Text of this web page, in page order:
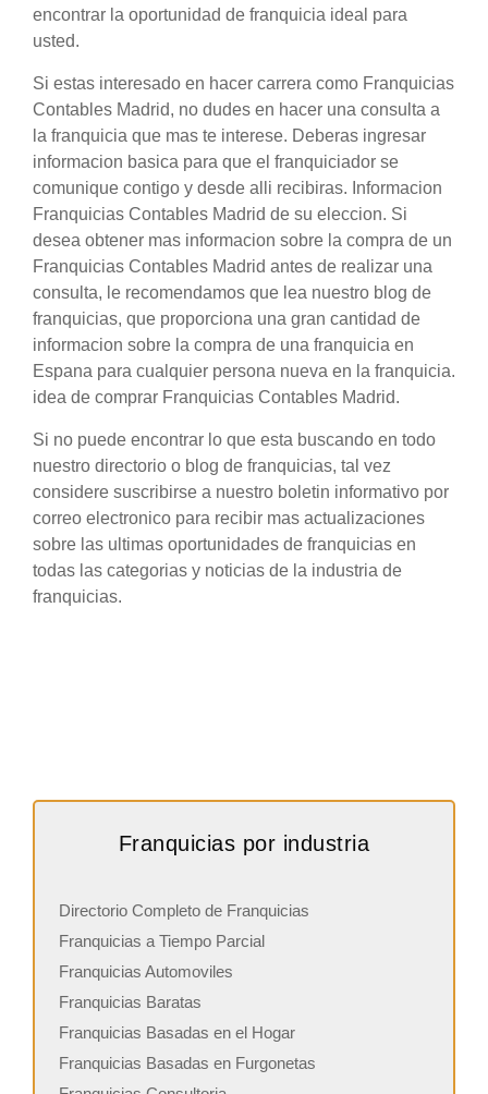
encontrar la oportunidad de franquicia ideal para
usted.
Si estas interesado en hacer carrera como Franquicias
Contables Madrid, no dudes en hacer una consulta a
la franquicia que mas te interese. Deberas ingresar
informacion basica para que el franquiciador se
comunique contigo y desde alli recibiras. Informacion
Franquicias Contables Madrid de su eleccion. Si
desea obtener mas informacion sobre la compra de un
Franquicias Contables Madrid antes de realizar una
consulta, le recomendamos que lea nuestro blog de
franquicias, que proporciona una gran cantidad de
informacion sobre la compra de una franquicia en
Espana para cualquier persona nueva en la franquicia.
idea de comprar Franquicias Contables Madrid.
Si no puede encontrar lo que esta buscando en todo
nuestro directorio o blog de franquicias, tal vez
considere suscribirse a nuestro boletin informativo por
correo electronico para recibir mas actualizaciones
sobre las ultimas oportunidades de franquicias en
todas las categorias y noticias de la industria de
franquicias.
Franquicias por industria
Directorio Completo de Franquicias
Franquicias a Tiempo Parcial
Franquicias Automoviles
Franquicias Baratas
Franquicias Basadas en el Hogar
Franquicias Basadas en Furgonetas